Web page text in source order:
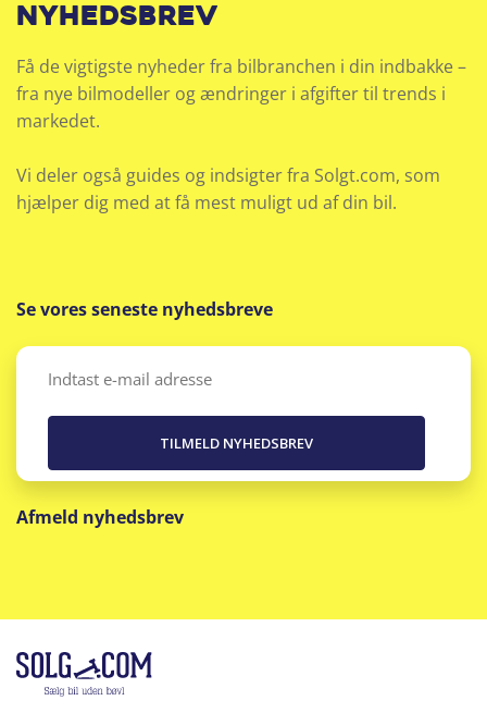
nyhedsbrev
Få de vigtigste nyheder fra bilbranchen i din indbakke –
fra nye bilmodeller og ændringer i afgifter til trends i
markedet.
Vi deler også guides og indsigter fra Solgt.com, som
hjælper dig med at få mest muligt ud af din bil.
Se vores seneste nyhedsbreve
Email
Afmeld nyhedsbrev